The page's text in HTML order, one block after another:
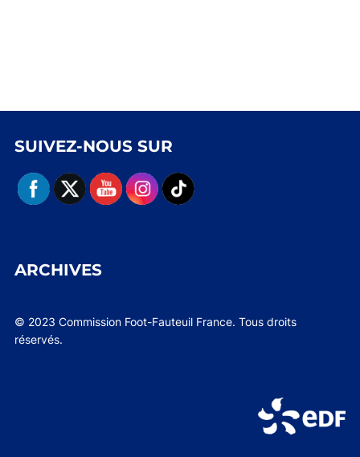
SUIVEZ-NOUS SUR
ARCHIVES
© 2023 Commission Foot-Fauteuil France. Tous droits
réservés.